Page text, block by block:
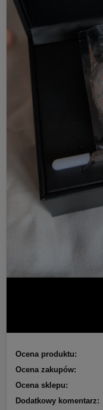
Ocena produktu:
Ocena zakupów:
Ocena sklepu:
Dodatkowy komentarz: